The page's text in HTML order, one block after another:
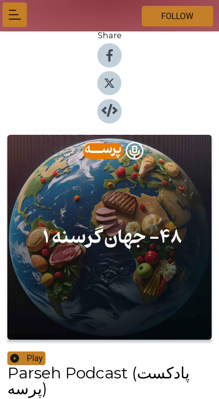
FOLLOW
Share
Play
Parseh Podcast (پادکست
پرسه)